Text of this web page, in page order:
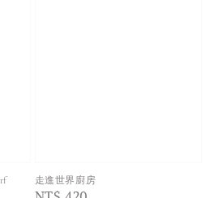
走進世界廚房